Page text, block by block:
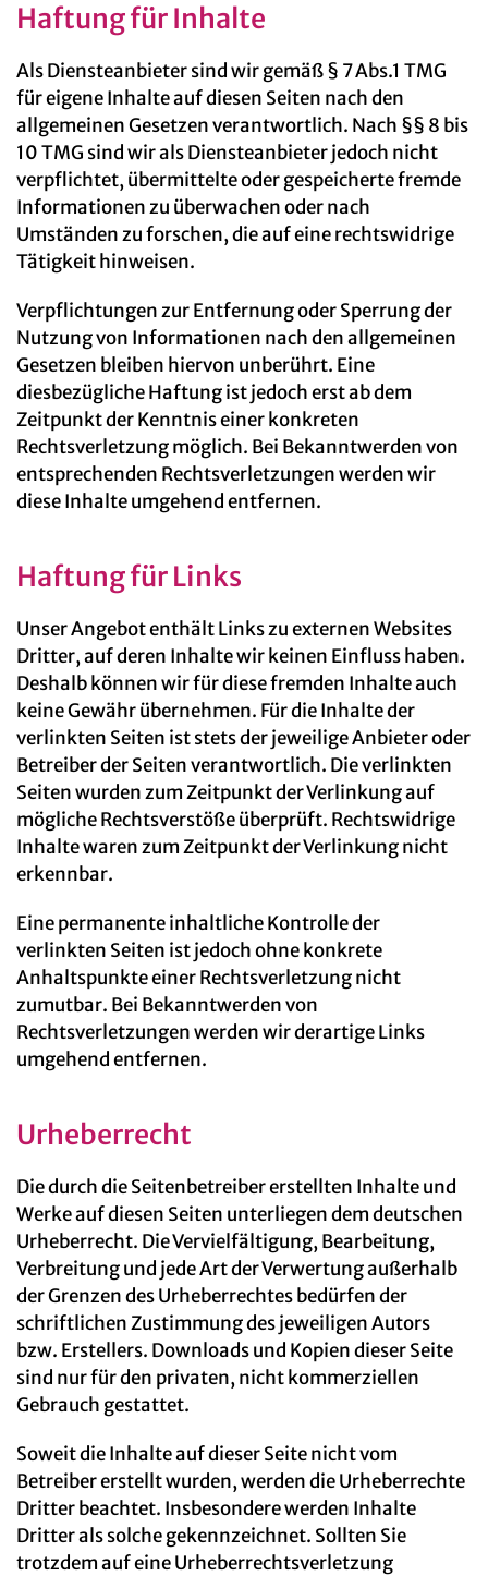
Haftung für Inhalte
Als Diensteanbieter sind wir gemäß § 7 Abs.1 TMG
für eigene Inhalte auf diesen Seiten nach den
allgemeinen Gesetzen verantwortlich. Nach §§ 8 bis
10 TMG sind wir als Diensteanbieter jedoch nicht
verpflichtet, übermittelte oder gespeicherte fremde
Informationen zu überwachen oder nach
Umständen zu forschen, die auf eine rechtswidrige
Tätigkeit hinweisen.
Verpflichtungen zur Entfernung oder Sperrung der
Nutzung von Informationen nach den allgemeinen
Gesetzen bleiben hiervon unberührt. Eine
diesbezügliche Haftung ist jedoch erst ab dem
Zeitpunkt der Kenntnis einer konkreten
Rechtsverletzung möglich. Bei Bekanntwerden von
entsprechenden Rechtsverletzungen werden wir
diese Inhalte umgehend entfernen.
Haftung für Links
Unser Angebot enthält Links zu externen Websites
Dritter, auf deren Inhalte wir keinen Einfluss haben.
Deshalb können wir für diese fremden Inhalte auch
keine Gewähr übernehmen. Für die Inhalte der
verlinkten Seiten ist stets der jeweilige Anbieter oder
Betreiber der Seiten verantwortlich. Die verlinkten
Seiten wurden zum Zeitpunkt der Verlinkung auf
mögliche Rechtsverstöße überprüft. Rechtswidrige
Inhalte waren zum Zeitpunkt der Verlinkung nicht
erkennbar.
Eine permanente inhaltliche Kontrolle der
verlinkten Seiten ist jedoch ohne konkrete
Anhaltspunkte einer Rechtsverletzung nicht
zumutbar. Bei Bekanntwerden von
Rechtsverletzungen werden wir derartige Links
umgehend entfernen.
Urheberrecht
Die durch die Seitenbetreiber erstellten Inhalte und
Werke auf diesen Seiten unterliegen dem deutschen
Urheberrecht. Die Vervielfältigung, Bearbeitung,
Verbreitung und jede Art der Verwertung außerhalb
der Grenzen des Urheberrechtes bedürfen der
schriftlichen Zustimmung des jeweiligen Autors
bzw. Erstellers. Downloads und Kopien dieser Seite
sind nur für den privaten, nicht kommerziellen
Gebrauch gestattet.
Soweit die Inhalte auf dieser Seite nicht vom
Betreiber erstellt wurden, werden die Urheberrechte
Dritter beachtet. Insbesondere werden Inhalte
Dritter als solche gekennzeichnet. Sollten Sie
trotzdem auf eine Urheberrechtsverletzung